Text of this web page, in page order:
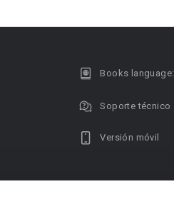
Books language:
Soporte técnico
Versión móvil